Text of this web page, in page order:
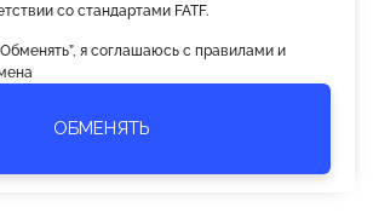
со стандартами FATF.
я соглашаюсь с правилами и
ОБМЕНЯТЬ